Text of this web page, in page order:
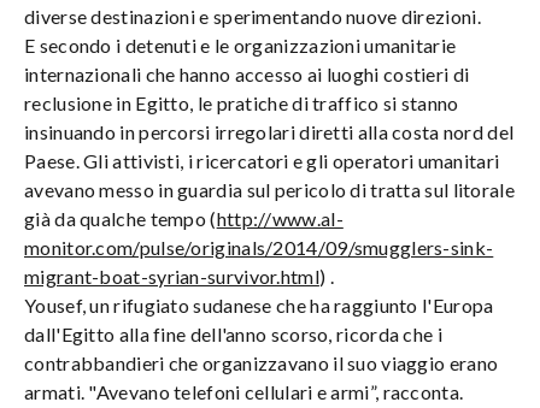
diverse destinazioni e sperimentando nuove direzioni.
E secondo i detenuti e le organizzazioni umanitarie
internazionali che hanno accesso ai luoghi costieri di
reclusione in Egitto, le pratiche di traffico si stanno
insinuando in percorsi irregolari diretti alla costa nord del
Paese. Gli attivisti, i ricercatori e gli operatori umanitari
avevano messo in guardia sul pericolo di tratta sul litorale
già da qualche tempo (http://www.al-
monitor.com/pulse/originals/2014/09/smugglers-sink-
migrant-boat-syrian-survivor.html) .
Yousef, un rifugiato sudanese che ha raggiunto l'Europa
dall'Egitto alla fine dell'anno scorso, ricorda che i
contrabbandieri che organizzavano il suo viaggio erano
armati. "Avevano telefoni cellulari e armi”, racconta.